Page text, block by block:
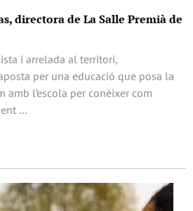
directora de La Salle Premià de
i arrelada al territori,
per una educació que posa la
amb l’escola per conèixer com
…